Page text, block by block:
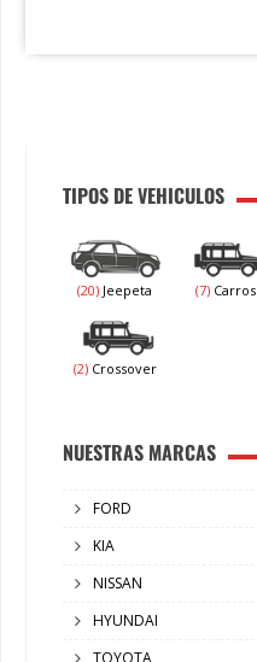
TIPOS DE VEHICULOS
(20) Jeepeta (7)Carros
(2)Crossover
NUESTRAS MARCAS
FORD
KIA
NISSAN
HYUNDAI
TOYOTA